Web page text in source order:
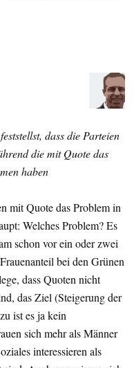
dass die Parteien
die mit Quote das
haben
mit Quote das Problem in
Welches Problem? Es
schon vor ein oder zwei
bei den Grünen
dass Quoten nicht
das Ziel (Steigerung der
ist es ja kein
sich mehr als Männer
interessieren als